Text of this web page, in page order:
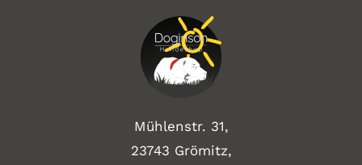
Mühlenstr. 31,
23743 Grömitz,